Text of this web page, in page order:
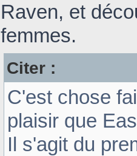
Raven, et
femmes.
Citer :
C'est chose
plaisir que
Il s'agit du